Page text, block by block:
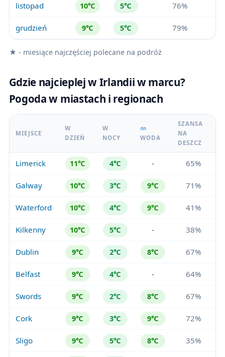
listopad 10℃ 5℃ 76%
grudzień 9℃ 5℃ 79%
★ - miesiące najczęściej polecane na podróż
Gdzie najcieplej w Irlandii w marcu?
Pogoda w miastach i regionach
MIEJSCE
W
DZIEŃ
W
NOCY
WODA
SZANSA
NA
DESZCZ
Limerick 11℃ 4℃ - 65%
Galway 10℃ 3℃ 9℃ 71%
Waterford 10℃ 4℃ 9℃ 41%
Kilkenny 10℃ 5℃ - 38%
Dublin 9℃ 2℃ 8℃ 67%
Belfast 9℃ 4℃ - 64%
Swords 9℃ 2℃ 8℃ 67%
Cork 9℃ 3℃ 9℃ 72%
Sligo 9℃ 5℃ 8℃ 35%